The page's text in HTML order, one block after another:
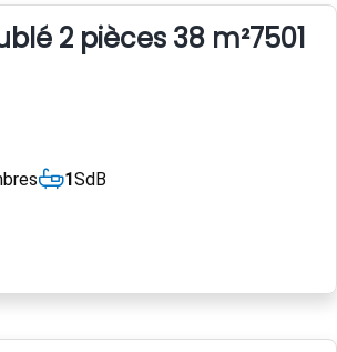
2 pièces 38
1SdB